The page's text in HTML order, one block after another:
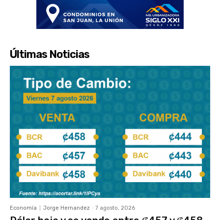
Últimas Noticias
Economía Jorge Hernandez - 7 agosto, 2026